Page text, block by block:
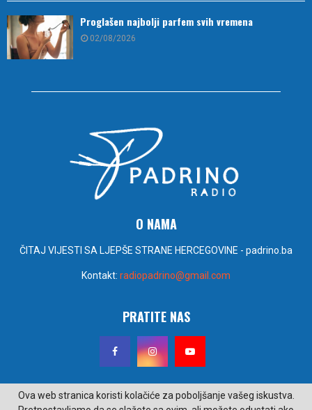
Proglašen najbolji parfem svih vremena
02/08/2026
O NAMA
ČITAJ VIJESTI SA LJEPŠE STRANE HERCEGOVINE - padrino.ba
Kontakt: radiopadrino@gmail.com
PRATITE NAS
Ova web stranica koristi kolačiće za poboljšanje vašeg iskustva.